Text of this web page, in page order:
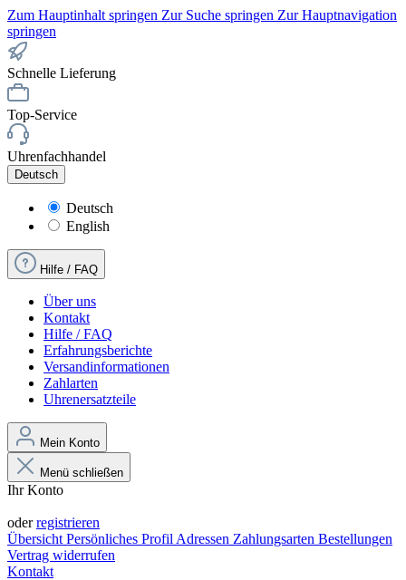
Zum Hauptinhalt springen Zur Suche springen Zur Hauptnavigation
springen
Schnelle Lieferung
Top-Service
Uhrenfachhandel
Deutsch
Deutsch
English
Hilfe / FAQ
Über uns
Kontakt
Hilfe / FAQ
Erfahrungsberichte
Versandinformationen
Zahlarten
Uhrenersatzteile
Mein Konto
Menü schließen
Ihr Konto
oderregistrieren
Übersicht Persönliches Profil Adressen Zahlungsarten Bestellungen
Vertrag widerrufen
Kontakt